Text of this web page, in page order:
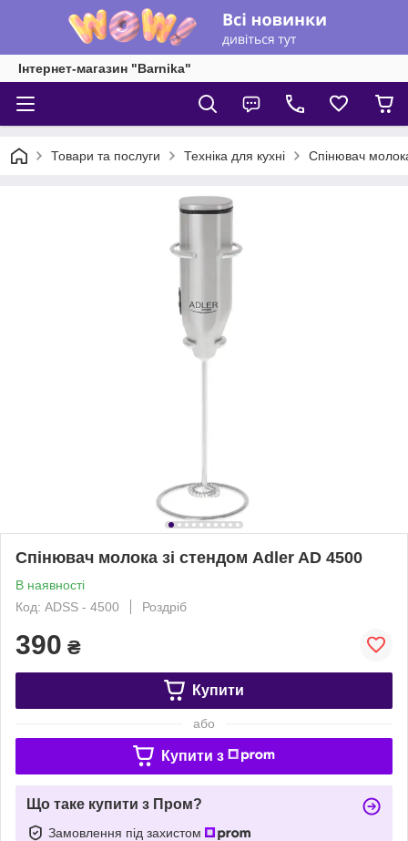
Інтернет-магазин "Barnika"
Товари та послуги Техніка для кухні Спінювач
Спінювач молока зі стендом Adler AD 4500
В наявності
Код: ADSS - 4500
Роздріб
390 ₴
Купити
або
Купити з
Що таке купити з Пром?
Замовлення під захистом